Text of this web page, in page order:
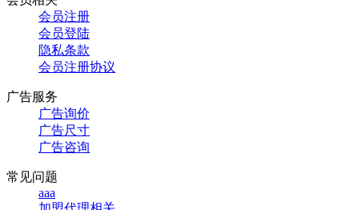
会员注册
会员登陆
隐私条款
会员注册协议
广告服务
广告询价
广告尺寸
广告咨询
常见问题
aaa